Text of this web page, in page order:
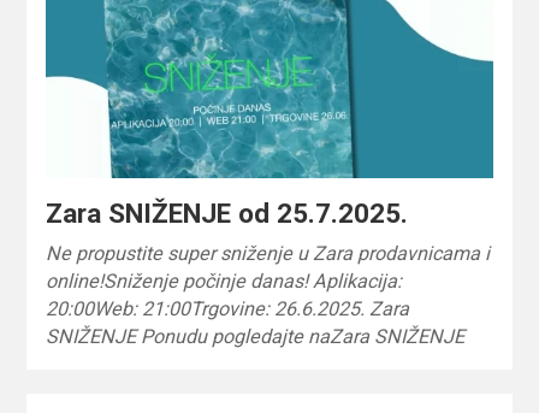
Zara SNIŽENJE od 25.7.2025.
Ne propustite super sniženje u Zara prodavnicama i
online!Sniženje počinje danas! Aplikacija:
20:00Web: 21:00Trgovine: 26.6.2025. Zara
SNIŽENJE Ponudu pogledajte naZara SNIŽENJE